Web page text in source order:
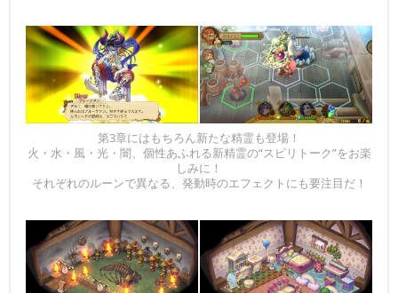
第3章にはもちろん新たな精霊も登場！
火・水・風・光・闇、個性あふれる新精霊の“スピリトーク”をお楽
しみに！
それぞれのルーンで異なる、発動時のエフェクトにも要注目だ！